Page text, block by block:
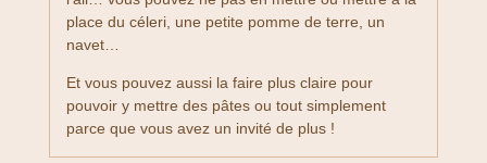
place du céleri, une petite pomme de terre, un
navet…
Et vous pouvez aussi la faire plus claire pour
pouvoir y mettre des pâtes ou tout simplement
parce que vous avez un invité de plus !